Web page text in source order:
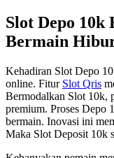
Slot Depo 10k
Bermain
Kehadiran Slot Depo
online. Fitur Slot Qris
Bermodalkan Slot 10k,
premium. Proses Depo
bermain. Inovasi ini
Maka Slot Deposit 10k